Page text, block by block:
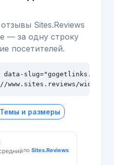
Sites.Reviews
— за одну строку
посетителей.
slug="gogetlinks.net"
Темы и размеры